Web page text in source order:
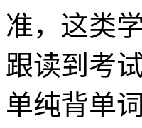
准，这类
跟读到考
单纯背单